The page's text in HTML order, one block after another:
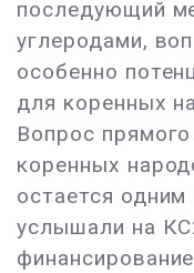
последующий
углеродами,
особенно
для коренных
Вопрос
коренных
остается
услышали на